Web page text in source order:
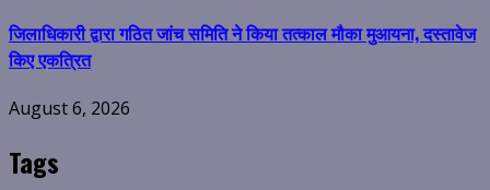
जिलाधिकारी द्वारा गठित जांच समिति ने किया तत्काल मौका मुआयना, दस्तावेज
किए एकत्रित
August 6, 2026
Tags